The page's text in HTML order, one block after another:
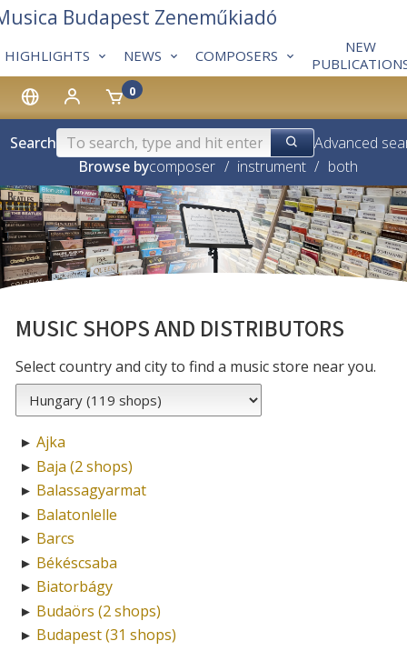
0
HIGHLIGHTS NEWS COMPOSERS
NEW
Budapest Zeneműkiadó
Search
Advanced
Browse bycomposer / instrument / both
MUSIC SHOPS AND DISTRIBUTORS
Select country and city to find a music store near you.
► Ajka
► Baja (2 shops)
► Balassagyarmat
► Balatonlelle
► Barcs
► Békéscsaba
► Biatorbágy
► Budaörs (2 shops)
► Budapest (31 shops)